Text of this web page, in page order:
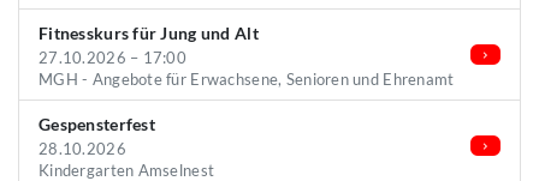
Fitnesskurs für Jung und Alt
27.10.2026 – 17:00
MGH - Angebote für Erwachsene, Senioren und Ehrenamt
Gespensterfest
28.10.2026
Kindergarten Amselnest